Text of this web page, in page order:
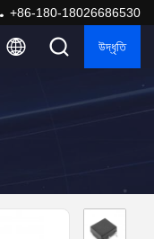
+86-180-18026686530
উদ্ধৃতি